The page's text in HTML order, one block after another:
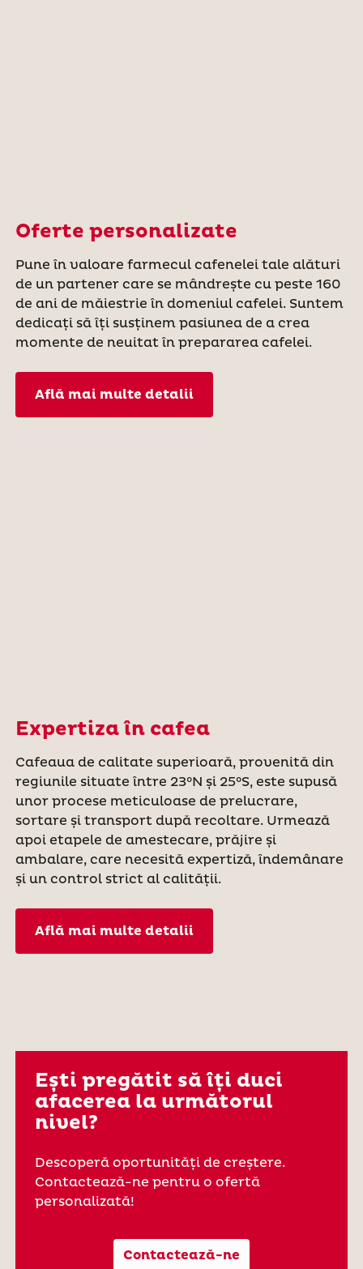
Oferte personalizate
Pune în valoare farmecul cafenelei tale alături
de un partener care se mândrește cu peste 160
de ani de măiestrie în domeniul cafelei. Suntem
dedicați să îți susținem pasiunea de a crea
momente de neuitat în prepararea cafelei.
Află mai multe detalii
Expertiza în cafea
Cafeaua de calitate superioară, provenită din
regiunile situate între 23°N și 25°S, este supusă
unor procese meticuloase de prelucrare,
sortare și transport după recoltare. Urmează
apoi etapele de amestecare, prăjire și
ambalare, care necesită expertiză, îndemânare
și un control strict al calității.
Află mai multe detalii
Ești pregătit să îți duci
afacerea la următorul
nivel?
Descoperă oportunități de creștere.
Contactează-ne pentru o ofertă
personalizată!
Contactează-ne